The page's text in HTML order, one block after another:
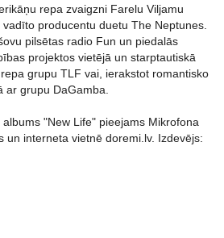
repa zvaigzni Farelu Viljamu
producentu duetu The Neptunes.
pilsētas radio Fun un piedalās
projektos vietējā un starptautiskā
grupu TLF vai, ierakstot romantisko
ar grupu DaGamba.
"New Life" pieejams Mikrofona
un interneta vietnē doremi.lv. Izdevējs: